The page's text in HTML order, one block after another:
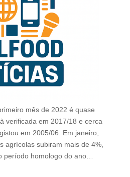
mês de 2022 é quase
verificada em 2017/18 e cerca
em 2005/06. Em janeiro,
agrícolas subiram mais de 4%,
período homologo do ano…